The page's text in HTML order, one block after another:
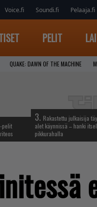
Voice.fi Soundi.fi Pelaaja.fi
PELIT
QUAKE: DAWN OF THE MACHINE
pelit
3. Rakastettu julkaisija
alet käynnissä – hanki
pikkurahalla